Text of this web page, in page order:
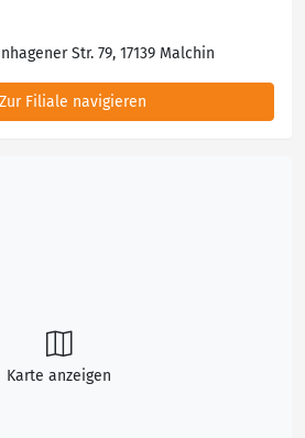
Str. 79, 17139 Malchin
Zur Filiale navigieren
Karte anzeigen